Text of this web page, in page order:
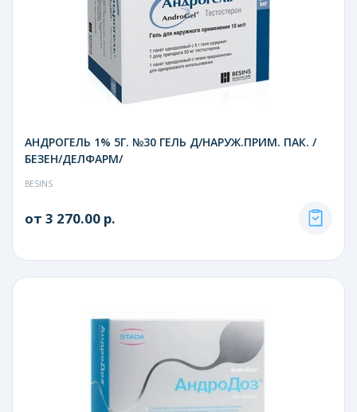
АНДРОГЕЛЬ 1% 5Г. №30 ГЕЛЬ Д/НАРУЖ.ПРИМ. ПАК. /
БЕЗЕН/ДЕЛФАРМ/
BESINS
от 3 270.00 р.